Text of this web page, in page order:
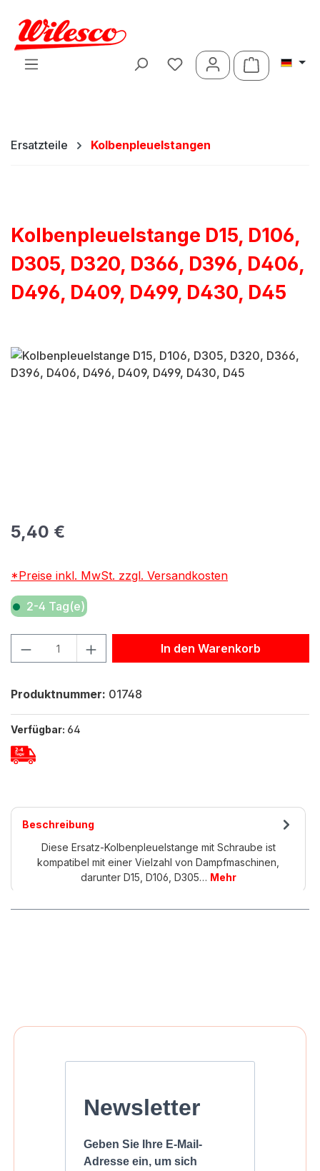
Zum Hauptinhalt springen
Ersatzteile Kolbenpleuelstangen
Kolbenpleuelstange D15, D106,
D305, D320, D366, D396, D406,
D496, D409, D499, D430, D45
Bildergalerie überspringen
Regulärer Preis:
5,40 €
*Preise inkl. MwSt. zzgl. Versandkosten
2-4 Tag(e)
Produkt Anzahl: Gib den gewünschten Wert ein oder
In den Warenkorb
Produktnummer: 01748
Verfügbar: 64
Beschreibung
Diese Ersatz-Kolbenpleuelstange mit Schraube ist
kompatibel mit einer Vielzahl von Dampfmaschinen,
darunter D15, D106, D305… Mehr
Newsletter
Geben Sie Ihre E-Mail-
Adresse ein, um sich